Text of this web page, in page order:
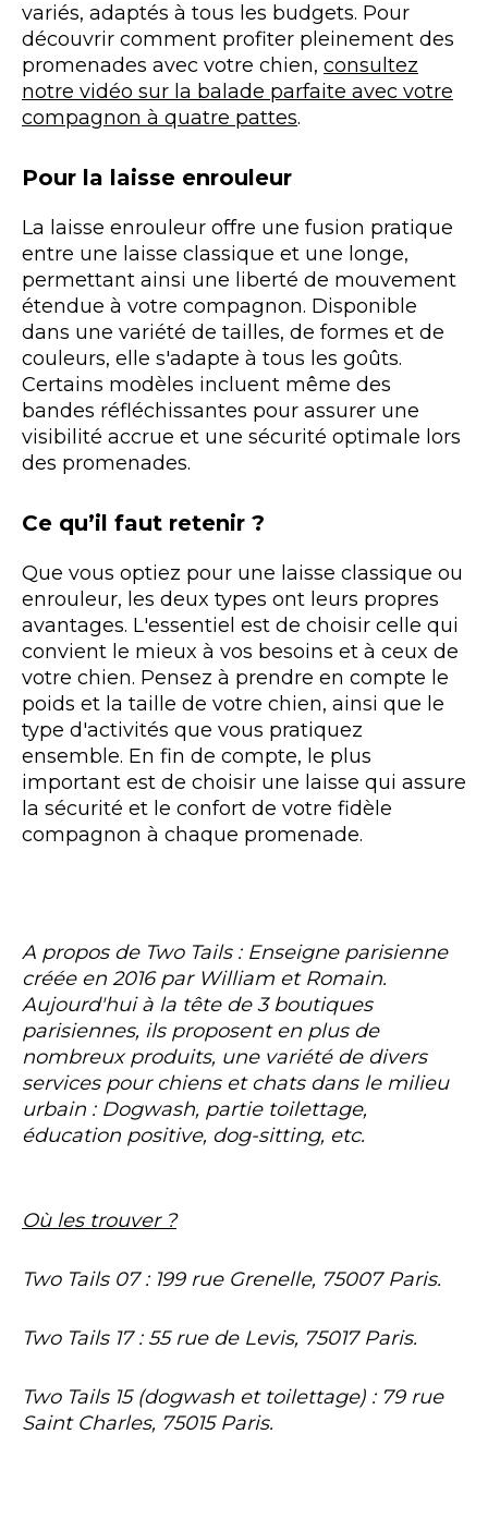
variés, adaptés à tous les budgets. Pour
découvrir comment profiter pleinement des
promenades avec votre chien, consultez
notre vidéo sur la balade parfaite avec votre
compagnon à quatre pattes.
Pour la laisse enrouleur
La laisse enrouleur offre une fusion pratique
entre une laisse classique et une longe,
permettant ainsi une liberté de mouvement
étendue à votre compagnon. Disponible
dans une variété de tailles, de formes et de
couleurs, elle s'adapte à tous les goûts.
Certains modèles incluent même des
bandes réfléchissantes pour assurer une
visibilité accrue et une sécurité optimale lors
des promenades.
Ce qu’il faut retenir ?
Que vous optiez pour une laisse classique ou
enrouleur, les deux types ont leurs propres
avantages. L'essentiel est de choisir celle qui
convient le mieux à vos besoins et à ceux de
votre chien. Pensez à prendre en compte le
poids et la taille de votre chien, ainsi que le
type d'activités que vous pratiquez
ensemble. En fin de compte, le plus
important est de choisir une laisse qui assure
la sécurité et le confort de votre fidèle
compagnon à chaque promenade.
A propos de Two Tails : Enseigne parisienne
créée en 2016 par William et Romain.
Aujourd'hui à la tête de 3 boutiques
parisiennes, ils proposent en plus de
nombreux produits, une variété de divers
services pour chiens et chats dans le milieu
urbain : Dogwash, partie toilettage,
éducation positive, dog-sitting, etc.
Où les trouver ?
Two Tails 07 : 199 rue Grenelle, 75007 Paris.
Two Tails 17 : 55 rue de Levis, 75017 Paris.
Two Tails 15 (dogwash et toilettage) : 79 rue
Saint Charles, 75015 Paris.